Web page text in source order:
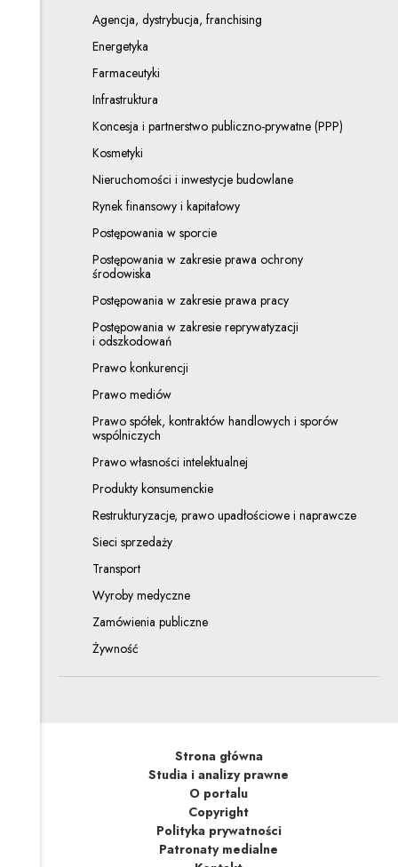
Agencja, dystrybucja, franchising
Energetyka
Farmaceutyki
Infrastruktura
Koncesja i partnerstwo publiczno-prywatne (PPP)
Kosmetyki
Nieruchomości i inwestycje budowlane
Rynek finansowy i kapitałowy
Postępowania w sporcie
Postępowania w zakresie prawa ochrony
środowiska
Postępowania w zakresie prawa pracy
Postępowania w zakresie reprywatyzacji
i odszkodowań
Prawo konkurencji
Prawo mediów
Prawo spółek, kontraktów handlowych i sporów
wspólniczych
Prawo własności intelektualnej
Produkty konsumenckie
Restrukturyzacje, prawo upadłościowe i naprawcze
Sieci sprzedaży
Transport
Wyroby medyczne
Zamówienia publiczne
Żywność
Strona główna
Studia i analizy prawne
O portalu
Copyright
Polityka prywatności
Patronaty medialne